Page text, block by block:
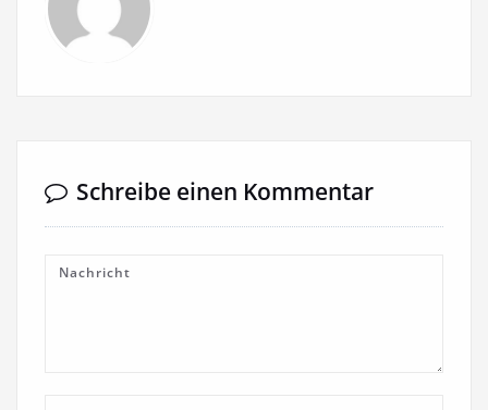
Schreibe einen Kommentar